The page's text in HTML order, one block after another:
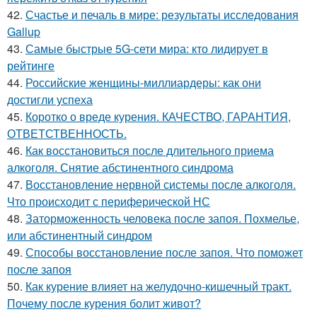
42. Счастье и печаль в мире: результаты исследования
Gallup
43. Самые быстрые 5G-сети мира: кто лидирует в
рейтинге
44. Российские женщины-миллиардеры: как они
достигли успеха
45. Коротко о вреде курения. КАЧЕСТВО, ГАРАНТИЯ,
ОТВЕТСТВЕННОСТЬ.
46. Как восстановиться после длительного приема
алкоголя. Снятие абстинентного синдрома
47. Восстановление нервной системы после алкоголя.
Что происходит с периферической НС
48. Заторможенность человека после запоя. Похмелье,
или абстинентный синдром
49. Способы восстановление после запоя. Что поможет
после запоя
50. Как курение влияет на желудочно-кишечный тракт.
Почему после курения болит живот?